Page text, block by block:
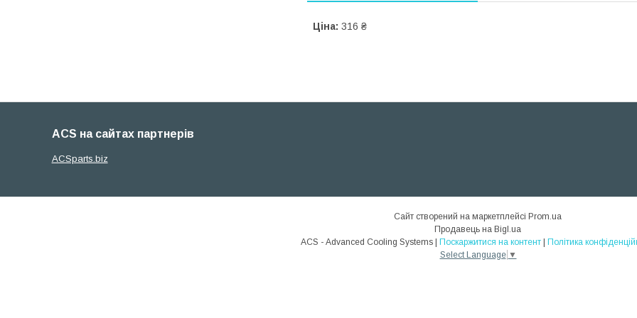
Ціна: 316 ₴
ACS на сайтах партнерів
ACSparts.biz
Сайт створений на маркетплейсі Prom.ua
Продавець на Bigl.ua
ACS - Advanced Cooling Systems | Поскаржитися на контент | Політика
Select Language ▼